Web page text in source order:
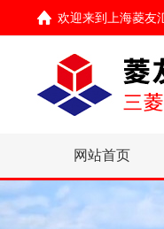
欢迎来到 上海菱
网站首页